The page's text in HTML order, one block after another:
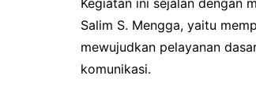
Salim S. Mengga, yaitu
mewujudkan pelayanan
komunikasi.